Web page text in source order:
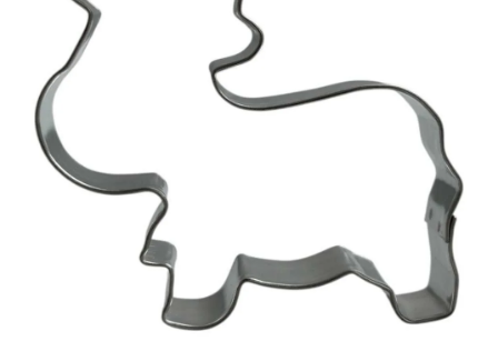
DO KUCHYNĚ
POCHUTINY
ZDRAVÉ PEČENÍ
DÁRKOVÉ POUKAZY
TÉMATICKÉ PRODUKTY